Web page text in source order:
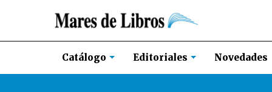
Catálogo Editoriales Novedades